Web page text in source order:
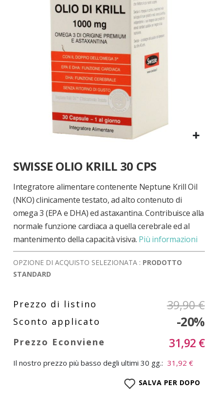
all'inizio
galleria
di
immagini
SWISSE OLIO KRILL 30 CPS
Integratore alimentare contenente Neptune Krill Oil
(NKO) clinicamente testato, ad alto contenuto di
omega 3 (EPA e DHA) ed astaxantina. Contribuisce alla
normale funzione cardiaca a quella cerebrale ed al
mantenimento della capacità visiva. Più informazioni
OPZIONE DI ACQUISTO SELEZIONATA : PRODOTTO
STANDARD
39,90 €
-20%
31,92 €
Il nostro prezzo più basso degli ultimi 30 gg.: 31,92 €
SALVA PER DOPO